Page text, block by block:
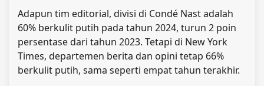
Adapun tim editorial, divisi di Condé Nast adalah
60% berkulit putih pada tahun 2024, turun 2 poin
persentase dari tahun 2023. Tetapi di New York
Times, departemen berita dan opini tetap 66%
berkulit putih, sama seperti empat tahun terakhir.